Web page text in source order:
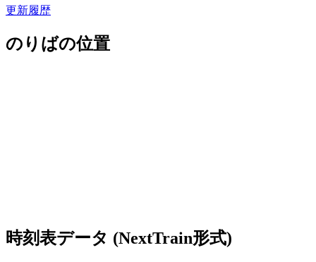
更新履歴
のりばの位置
時刻表データ (NextTrain形式)